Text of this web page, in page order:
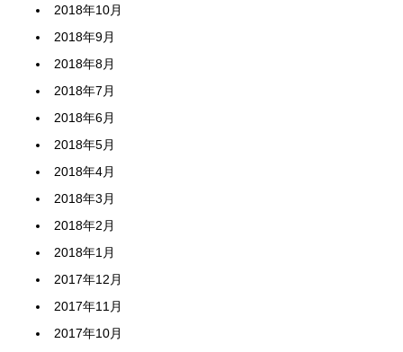
2018年10月
2018年9月
2018年8月
2018年7月
2018年6月
2018年5月
2018年4月
2018年3月
2018年2月
2018年1月
2017年12月
2017年11月
2017年10月